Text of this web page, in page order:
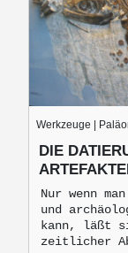
Werkzeuge |
DIE
Nur wenn
und
kann, läßt
zeitlicher